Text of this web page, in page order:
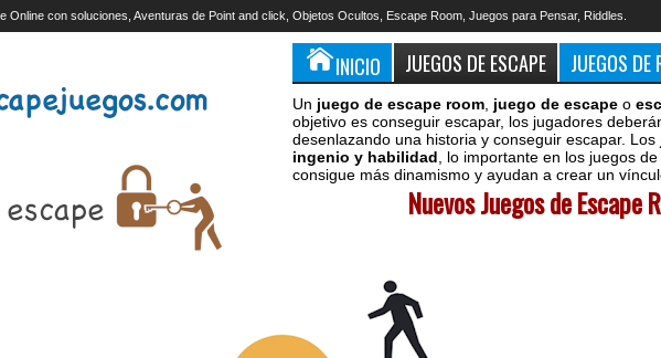
Online con soluciones, Aventuras de Point and click, Objetos Ocultos, Escape Room, Juegos para Pensar, Riddles.
INICIO JUEGOS DE ESCAPE JUEGOS DE
Un juego de escape room juego de escape o
objetivo es conseguir escapar, los jugadores
desenlazando una historia y conseguir escapar. Los
ingenio y habilidad , lo importante en los juegos de
consigue más dinamismo y ayudan a crear un
Nuevos Juegos de